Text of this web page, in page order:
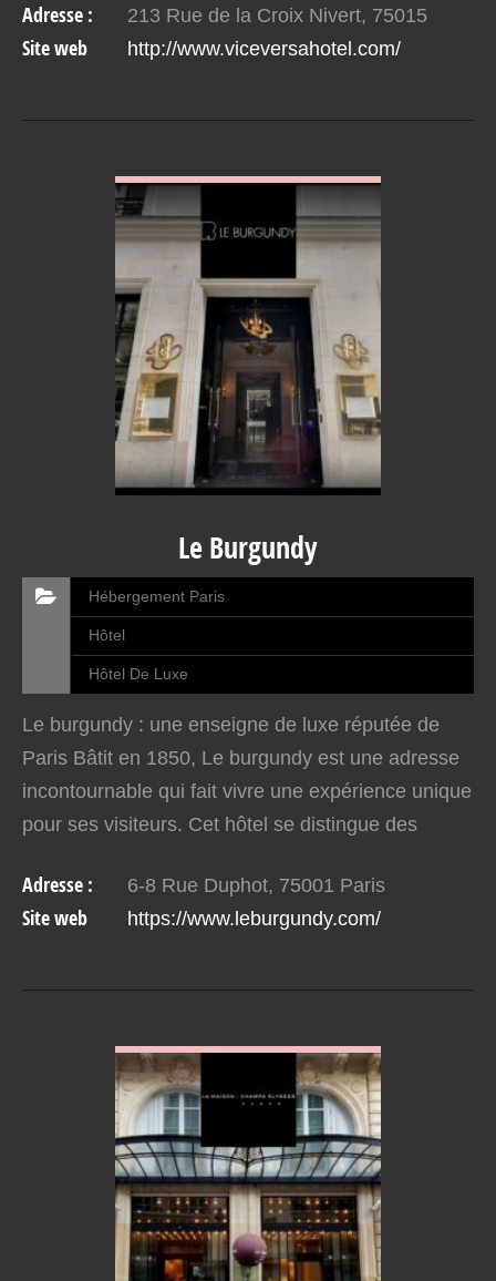
Adresse : 213 Rue de la Croix Nivert, 75015
Site web http://www.viceversahotel.com/
Le Burgundy
Hébergement Paris
Hôtel
Hôtel De Luxe
Le burgundy : une enseigne de luxe réputée de
Paris Bâtit en 1850, Le burgundy est une adresse
incontournable qui fait vivre une expérience unique
pour ses visiteurs. Cet hôtel se distingue des
luxueux.…
Adresse : 6-8 Rue Duphot, 75001 Paris
Site web https://www.leburgundy.com/